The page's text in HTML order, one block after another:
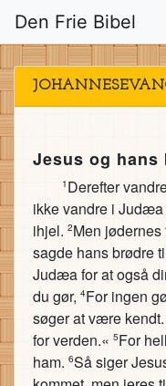
Den Frie Bibel
Jesus og hans
1 Derefter
ikke vandre i
ihjel. 2Men
sagde hans brødre
Judæa for at også
du gør, 4For ingen
søger at være
for verden.« 5For
ham. 6Så siger